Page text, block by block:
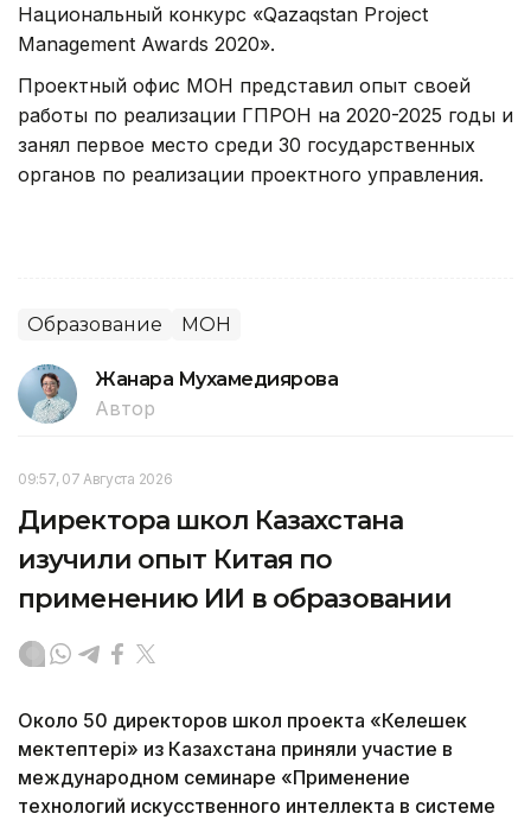
Национальный конкурс «Qazaqstan Project
Management Awards 2020».
Проектный офис МОН представил опыт своей
работы по реализации ГПРОН на 2020-2025 годы и
занял первое место среди 30 государственных
органов по реализации проектного управления.
Образование МОН
Жанара Мухамедиярова
Автор
09:57, 07 Августа 2026
Директора школ Казахстана
изучили опыт Китая по
применению ИИ в образовании
Около 50 директоров школ проекта «Келешек
мектептері» из Казахстана приняли участие в
международном семинаре «Применение
технологий искусственного интеллекта в системе